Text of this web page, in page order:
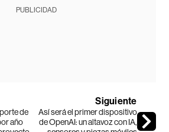
PUBLICIDAD
de
año
Siguiente
Así será el primer dispositivo
de OpenAI: un altavoz con IA,